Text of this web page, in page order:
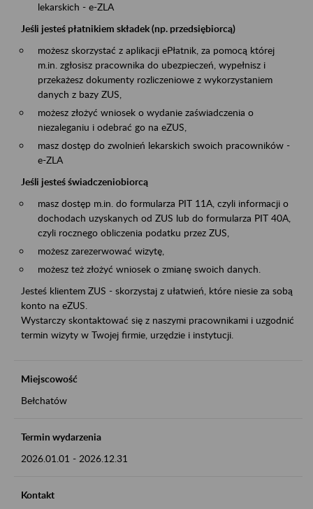
lekarskich - e-ZLA
Jeśli jesteś płatnikiem składek (np. przedsiębiorcą)
możesz skorzystać z aplikacji ePłatnik, za pomocą której
m.in. zgłosisz pracownika do ubezpieczeń, wypełnisz i
przekażesz dokumenty rozliczeniowe z wykorzystaniem
danych z bazy ZUS,
możesz złożyć wniosek o wydanie zaświadczenia o
niezaleganiu i odebrać go na eZUS,
masz dostęp do zwolnień lekarskich swoich pracowników -
e-ZLA
Jeśli jesteś świadczeniobiorcą
masz dostęp m.in. do formularza PIT 11A, czyli informacji o
dochodach uzyskanych od ZUS lub do formularza PIT 40A,
czyli rocznego obliczenia podatku przez ZUS,
możesz zarezerwować wizytę,
możesz też złożyć wniosek o zmianę swoich danych.
Jesteś klientem ZUS - skorzystaj z ułatwień, które niesie za sobą
konto na eZUS.
Wystarczy skontaktować się z naszymi pracownikami i uzgodnić
termin wizyty w Twojej firmie, urzędzie i instytucji.
Miejscowość
Bełchatów
Termin wydarzenia
2026.01.01 - 2026.12.31
Kontakt